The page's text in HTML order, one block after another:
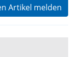
Artikel melden